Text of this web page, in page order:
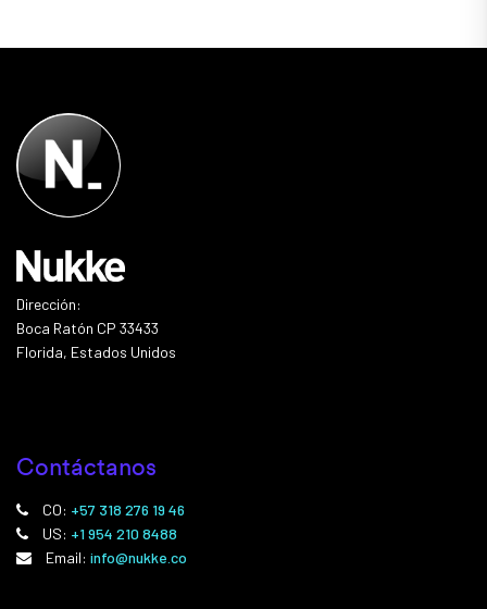
Dirección:
Boca Ratón CP 33433
Florida, Estados Unidos
Contáctanos
CO: +57 318 276 19 46
US: +1 954 210 8488
Email: info@nukke.co